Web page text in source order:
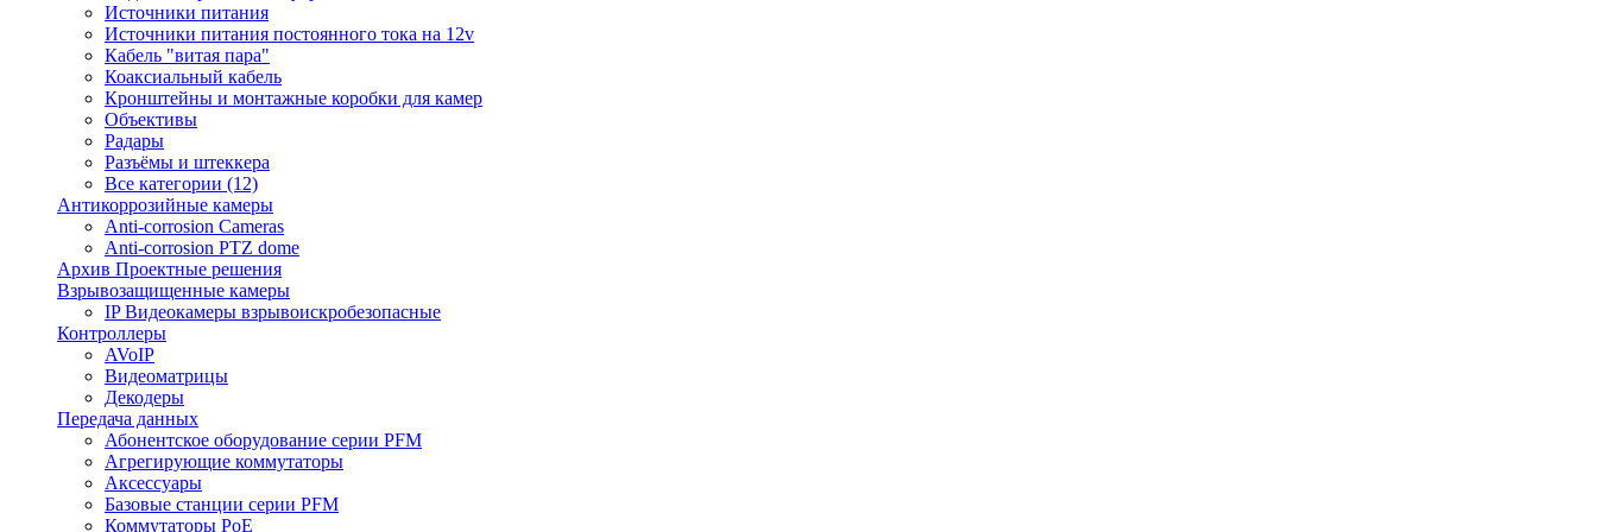
Источники питания
Источники питания постоянного тока на 12v
Кабель "витая пара"
Коаксиальный кабель
Кронштейны и монтажные коробки для камер
Объективы
Радары
Разъёмы и штеккера
Все категории (12)
Антикоррозийные камеры
Anti-corrosion Cameras
Anti-corrosion PTZ dome
Архив Проектные решения
Взрывозащищенные камеры
IP Видеокамеры взрывоискробезопасные
Контроллеры
AVoIP
Видеоматрицы
Декодеры
Передача данных
Абонентское оборудование серии PFM
Агрегирующие коммутаторы
Аксессуары
Базовые станции серии PFM
Коммутаторы PoE